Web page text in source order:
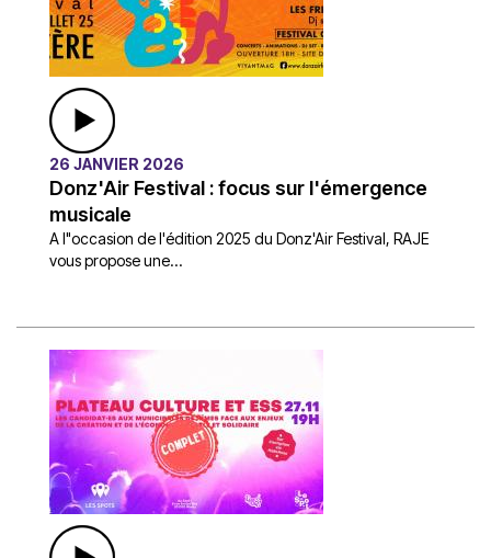
26 JANVIER 2026
Donz'Air Festival : focus sur l'émergence
musicale
A l"occasion de l'édition 2025 du Donz'Air Festival, RAJE
vous propose une...